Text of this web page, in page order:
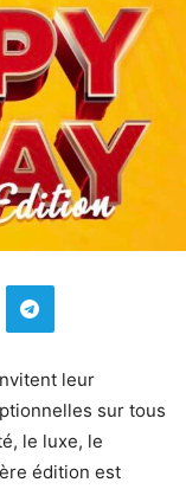
leur
sur tous
é, le luxe, le
édition est